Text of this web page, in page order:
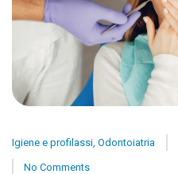
Igiene e profilassi Odontoiatria
No Comments